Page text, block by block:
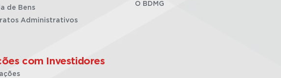
de Bens
Administrativos
com Investidores
O BDMG